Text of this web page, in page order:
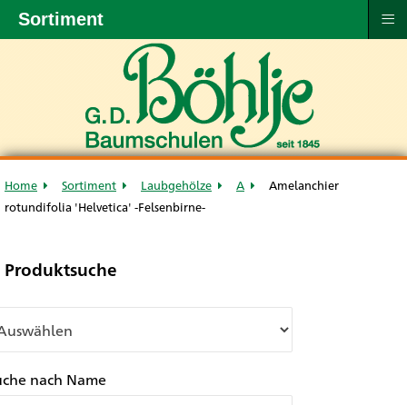
Home Sortiment Laubgehölze A
Amelanchier
rotundifolia 'Helvetica' -Felsenbirne-
Produktsuche
nach Name
Sortiment ≡